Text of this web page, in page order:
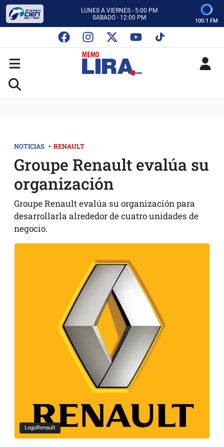
LUNES A VIERNES - 5:00 PM
SABADO - 12:00 PM
CON MEMO LIRA Y SU EQUIPO
LUNES A VIERNES - 5:00 PM
SABADO - 12:00 PM
100.1 FM
NOTICIAS • RENAULT
Groupe Renault evalúa su
organización
Groupe Renault evalúa su organización para
desarrollarla alrededor de cuatro unidades de
negocio.
LogoRenault